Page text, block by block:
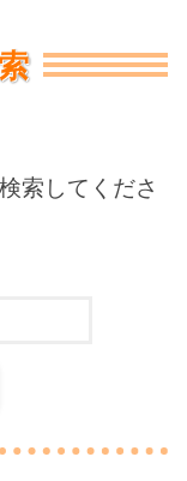
索してくださ